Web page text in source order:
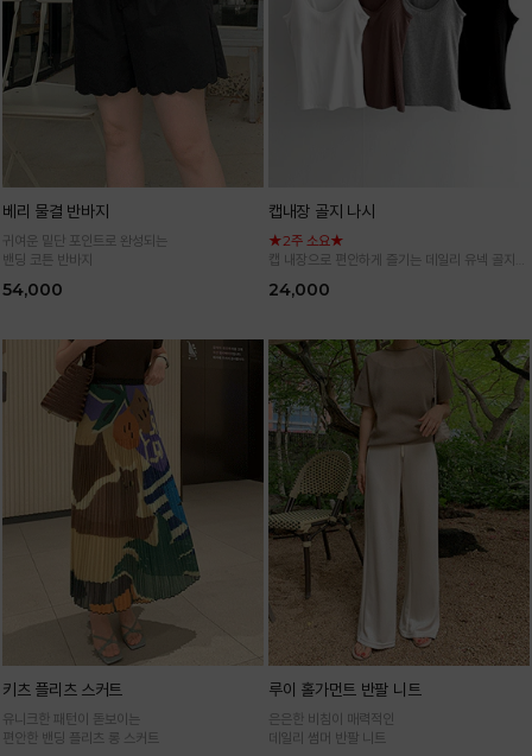
베리 물결 반바지
귀여운 밑단 포인트로 완성되는
밴딩 코튼 반바지
54,000
캡내장 골지 나시
★2주 소요★
캡 내장으로 편안하게 즐기는 데일리 유넥 골지
24,000
키츠 플리츠 스커트
유니크한 패턴이 돋보이는
편안한 밴딩 플리츠 롱 스커트
루이 홀가먼트 반팔 니트
은은한 비침이 매력적인
데일리 썸머 반팔 니트